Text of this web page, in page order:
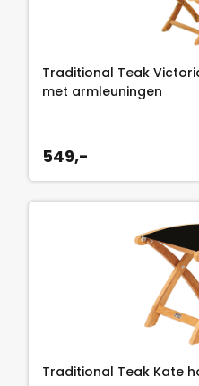
Traditional Teak
met armleuningen
549,-
Traditional Teak Kate